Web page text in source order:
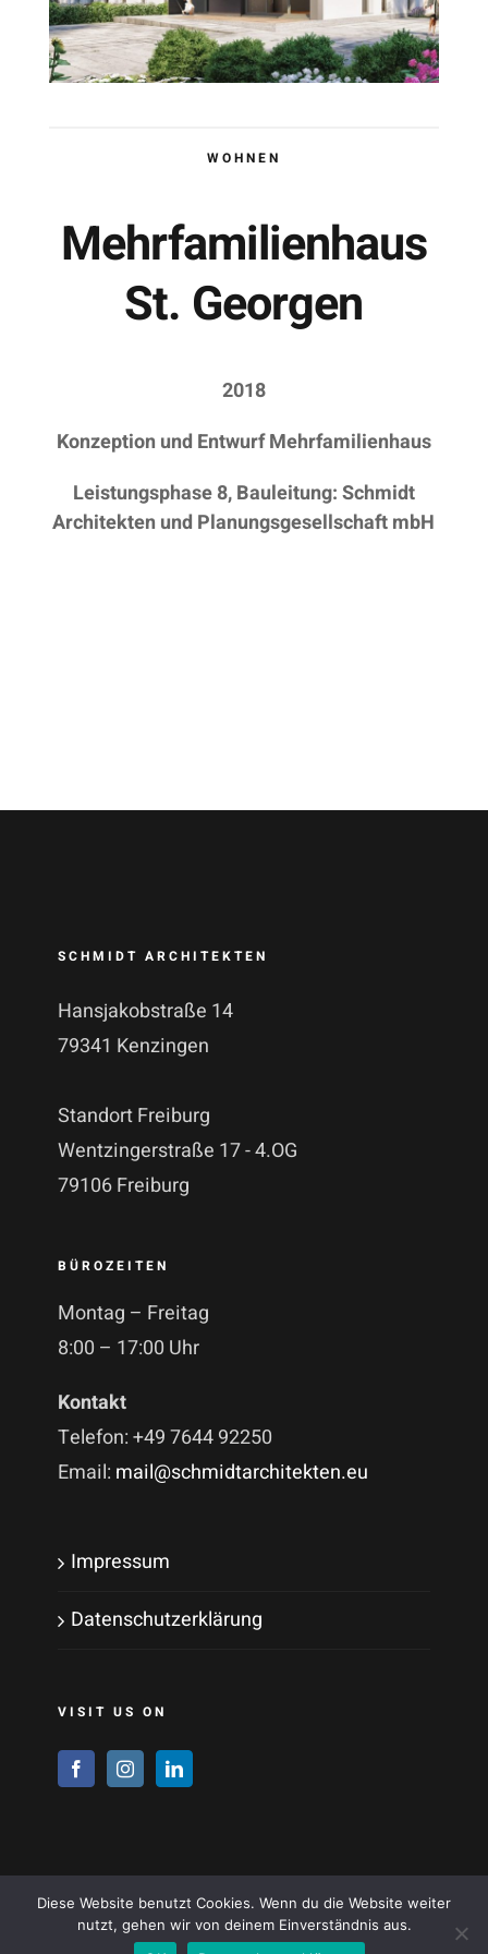
WOHNEN
Mehrfamilienhaus
St. Georgen
2018
Konzeption und Entwurf Mehrfamilienhaus
Leistungsphase 8, Bauleitung:Schmidt
Architekten und Planungsgesellschaft mbH
SCHMIDT ARCHITEKTEN
Hansjakobstraße 14
79341 Kenzingen
Standort Freiburg
Wentzingerstraße 17 - 4.OG
79106 Freiburg
BÜROZEITEN
Montag – Freitag
8:00 – 17:00 Uhr
Kontakt
Telefon: +49 7644 92250
Email: mail@schmidtarchitekten.eu
Impressum
Datenschutzerklärung
VISIT US ON
© Copyright 2021 - Schmidt Architekten
Diese Website benutzt Cookies. Wenn du die Website weiter
nutzt, gehen wir von deinem Einverständnis aus.